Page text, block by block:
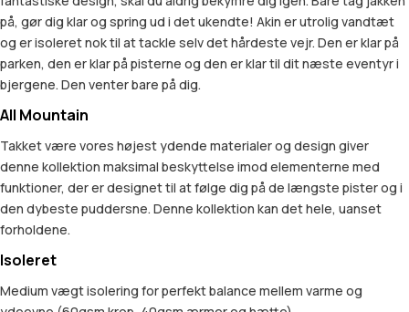
på, gør dig klar og spring ud i det ukendte! Akin er utrolig vandtæt
og er isoleret nok til at tackle selv det hårdeste vejr. Den er klar på
parken, den er klar på pisterne og den er klar til dit næste eventyr i
bjergene. Den venter bare på dig.
All Mountain
Takket være vores højest ydende materialer og design giver
denne kollektion maksimal beskyttelse imod elementerne med
funktioner, der er designet til at følge dig på de længste pister og i
den dybeste puddersne. Denne kollektion kan det hele, uanset
forholdene.
Isoleret
Medium vægt isolering for perfekt balance mellem varme og